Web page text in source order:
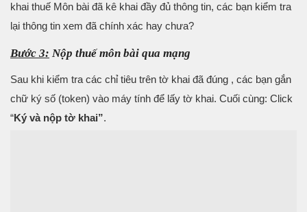
khai thuế Môn bài đã kê khai đầy đủ thông tin, các bạn kiểm tra
lại thông tin xem đã chính xác hay chưa?
Bước 3: Nộp thuế môn bài qua mạng
Sau khi kiểm tra các chỉ tiêu trên tờ khai đã đúng , các bạn gắn
chữ ký số (token) vào máy tính để lấy tờ khai. Cuối cùng: Click
“Ký và nộp tờ khai”.